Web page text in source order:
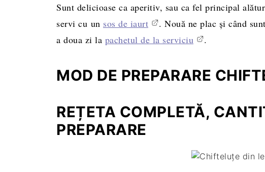
Sunt delicioase ca aperitiv, sau ca fel principal
servi cu un sos de iaurt
. Nouă ne plac şi când
a doua zi la pachetul de la serviciu .
MOD DE PREPARARE
REȚETA COMPLETĂ,
PREPARARE